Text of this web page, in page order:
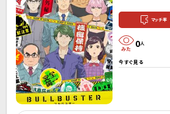
マッチ率
0人
今すぐ見る